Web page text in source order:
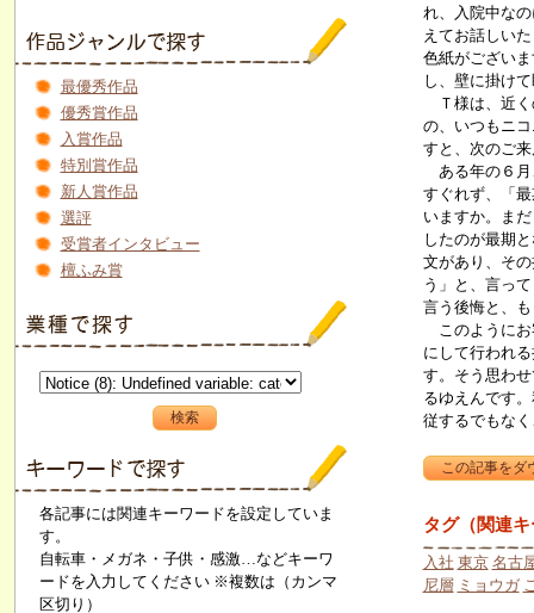
最優秀作品
優秀賞作品
入賞作品
特別賞作品
新人賞作品
選評
受賞者インタビュー
檀ふみ賞
各記事には関連キーワードを設定していま
す。
自転車・メガネ・子供・感激…などキーワ
ードを入力してください ※複数は（カンマ
区切り）
れ、入院中な
えてお話しい
色紙がござい
し、壁に掛け
Ｔ様は、近く
の、いつもニ
すと、次のご
ある年の６月
すぐれず、「
いますか。ま
したのが最期
文があり、そ
う」と、言っ
言う後悔と、
このようにお
にして行われ
す。そう思わ
るゆえんです
従するでもな
タグ（関連
入社 東京 名古
尼層 ミョウガ